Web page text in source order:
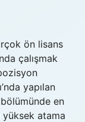
ön lisans
çalışmak
yapılan
en
yüksek atama